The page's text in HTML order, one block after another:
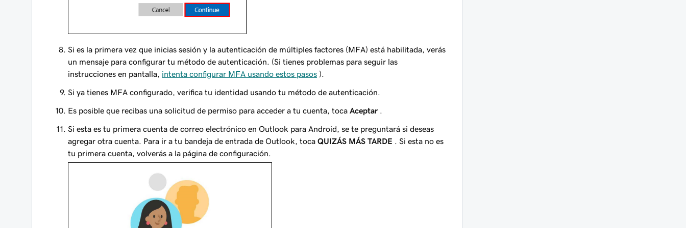
Si es la primera vez que inicias sesión y la autenticación de múltiples factores (MFA) está habilitada, verás
un mensaje para configurar tu método de autenticación. (Si tienes problemas para seguir las
instrucciones en pantalla, intenta configurar MFA usando estos pasos ).
Si ya tienes MFA configurado, verifica tu identidad usando tu método de autenticación.
Es posible que recibas una solicitud de permiso para acceder a tu cuenta, toca Aceptar
Si esta es tu primera cuenta de correo electrónico en Outlook para Android, se te preguntará si deseas
agregar otra cuenta. Para ir a tu bandeja de entrada de Outlook, toca QUIZÁS MÁS TARDE . Si esta no es
tu primera cuenta, volverás a la página de configuración.